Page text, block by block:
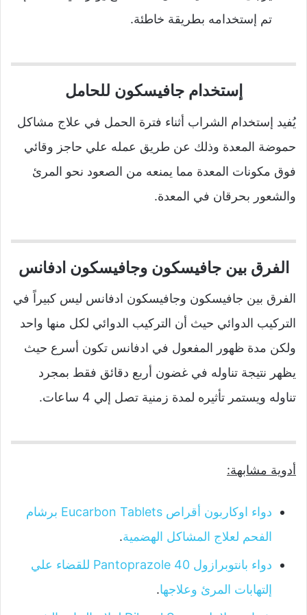
تم إستخدامه بطريقة خاطئة.
إستخدام جافيسكون للحامل
يُفيد إستخدام الشراب أثناء فترة الحمل في علاج مشاكل
حموضة المعدة وذلك عن طريق عمله علي حاجز وقائي
فوق مكونات المعدة مما يمنعه من الصعود نحو المرئ
والشعور بحرقان في المعدة.
الفرق بين جافيسكون وجافيسكون ادفانس
الفرق بين جافيسكون وجافيسكون ادفانس ليس كبيراً في
التركيب الدوائي حيث أن التركيب الدوائي لكل منها واحد
ولكن مدة ظهور المفعول في ادفانس تكون أسرع حيث
يظهر نتيجة تناوله في غضون أربع دقائق فقط بمجرد
تناوله ويستمر تأثيره لمدة زمنية تصل إلي 4 ساعات.
أدوية مشابهة:
دواء اوكاربون أقراص Eucarbon Tablets برشام
الفحم لعلاج المشاكل الهضمية.
دواء بانتوبرازول 40 Pantoprazole للقضاء علي
إلتهابات المرئ وعلاجها.